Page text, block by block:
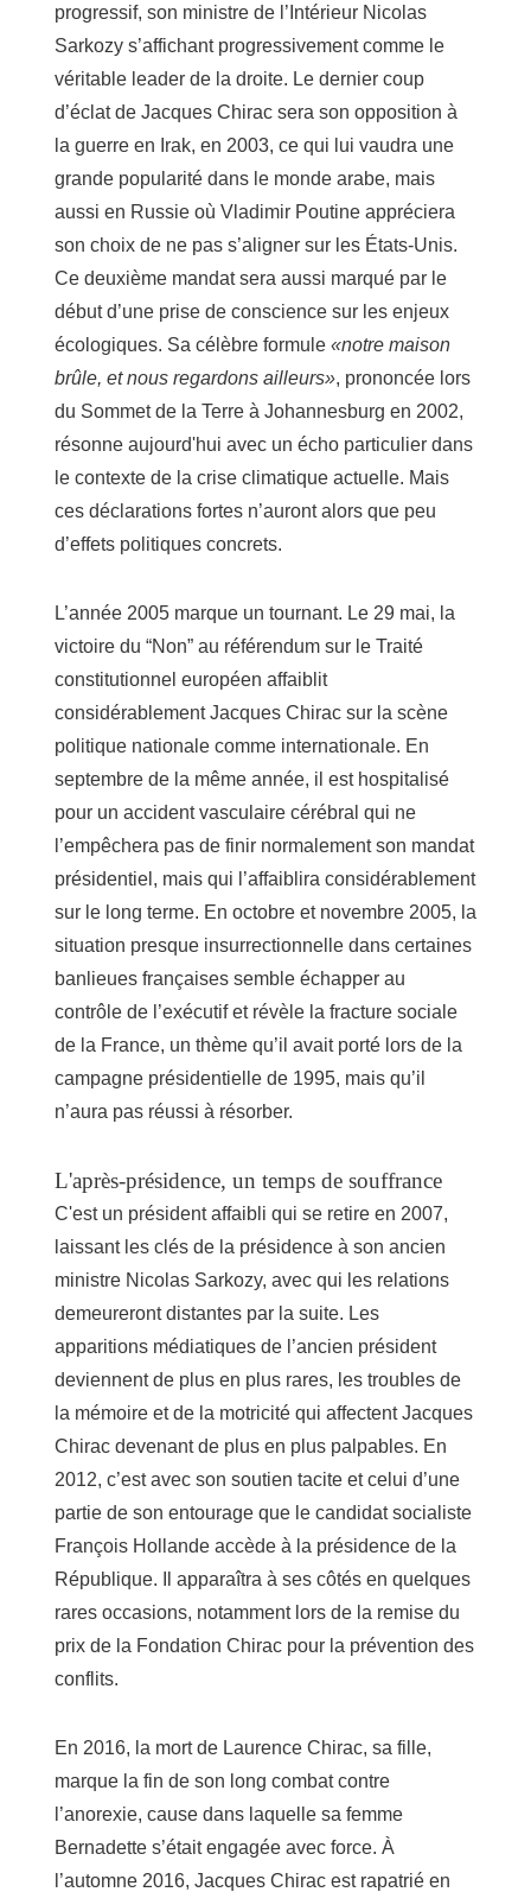
progressif, son ministre de l’Intérieur Nicolas
Sarkozy s’affichant progressivement comme le
véritable leader de la droite. Le dernier coup
d’éclat de Jacques Chirac sera son opposition à
la guerre en Irak, en 2003, ce qui lui vaudra une
grande popularité dans le monde arabe, mais
aussi en Russie où Vladimir Poutine appréciera
son choix de ne pas s’aligner sur les États-Unis.
Ce deuxième mandat sera aussi marqué par le
début d’une prise de conscience sur les enjeux
écologiques. Sa célèbre formule «notre maison
brûle, et nous regardons ailleurs», prononcée lors
du Sommet de la Terre à Johannesburg en 2002,
résonne aujourd'hui avec un écho particulier dans
le contexte de la crise climatique actuelle. Mais
ces déclarations fortes n’auront alors que peu
d’effets politiques concrets.
L’année 2005 marque un tournant. Le 29 mai, la
victoire du “Non” au référendum sur le Traité
constitutionnel européen affaiblit
considérablement Jacques Chirac sur la scène
politique nationale comme internationale. En
septembre de la même année, il est hospitalisé
pour un accident vasculaire cérébral qui ne
l’empêchera pas de finir normalement son mandat
présidentiel, mais qui l’affaiblira considérablement
sur le long terme. En octobre et novembre 2005, la
situation presque insurrectionnelle dans certaines
banlieues françaises semble échapper au
contrôle de l’exécutif et révèle la fracture sociale
de la France, un thème qu’il avait porté lors de la
campagne présidentielle de 1995, mais qu’il
n’aura pas réussi à résorber.
L'après-présidence, un temps de souffrance
C'est un président affaibli qui se retire en 2007,
laissant les clés de la présidence à son ancien
ministre Nicolas Sarkozy, avec qui les relations
demeureront distantes par la suite. Les
apparitions médiatiques de l’ancien président
deviennent de plus en plus rares, les troubles de
la mémoire et de la motricité qui affectent Jacques
Chirac devenant de plus en plus palpables. En
2012, c’est avec son soutien tacite et celui d’une
partie de son entourage que le candidat socialiste
François Hollande accède à la présidence de la
République. Il apparaîtra à ses côtés en quelques
rares occasions, notamment lors de la remise du
prix de la Fondation Chirac pour la prévention des
conflits.
En 2016, la mort de Laurence Chirac, sa fille,
marque la fin de son long combat contre
l’anorexie, cause dans laquelle sa femme
Bernadette s’était engagée avec force. À
l’automne 2016, Jacques Chirac est rapatrié en